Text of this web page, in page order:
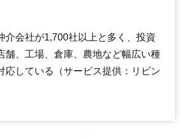
介会社が1,700社以上と多く、投資
舗、工場、倉庫、農地など幅広い種
応している（サービス提供：リビン